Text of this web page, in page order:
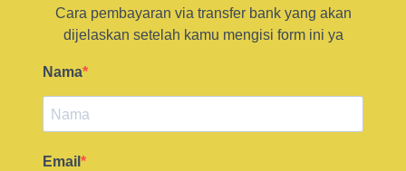
Cara pembayaran via transfer bank yang akan
dijelaskan setelah kamu mengisi form ini ya
Nama
Email